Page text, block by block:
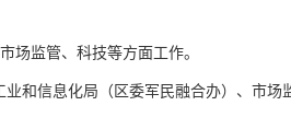
场监管、科技等方面工作。
和信息化局（区委军民融合办）、市